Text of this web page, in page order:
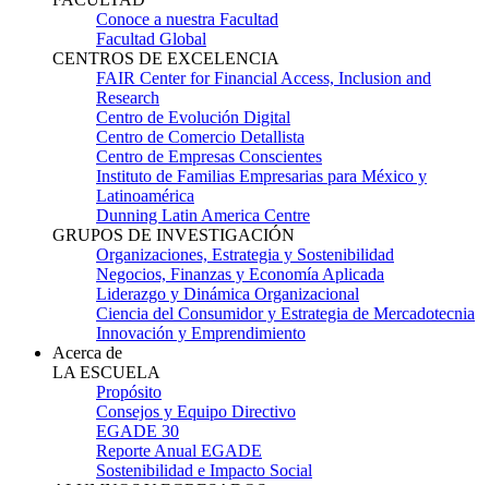
Conoce a nuestra Facultad
Facultad Global
CENTROS DE EXCELENCIA
FAIR Center for Financial Access, Inclusion and
Research
Centro de Evolución Digital
Centro de Comercio Detallista
Centro de Empresas Conscientes
Instituto de Familias Empresarias para México y
Latinoamérica
Dunning Latin America Centre
GRUPOS DE INVESTIGACIÓN
Organizaciones, Estrategia y Sostenibilidad
Negocios, Finanzas y Economía Aplicada
Liderazgo y Dinámica Organizacional
Ciencia del Consumidor y Estrategia de Mercadotecnia
Innovación y Emprendimiento
Acerca de
LA ESCUELA
Propósito
Consejos y Equipo Directivo
EGADE 30
Reporte Anual EGADE
Sostenibilidad e Impacto Social